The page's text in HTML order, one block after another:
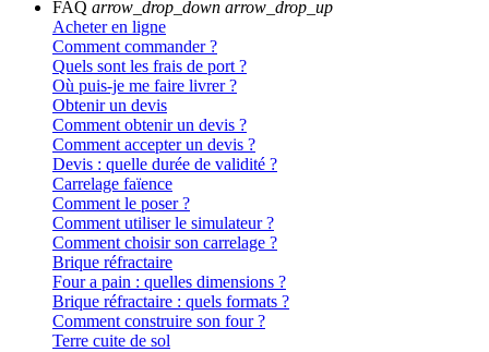
FAQ arrow_drop_down arrow_drop_up
Acheter en ligne
Comment commander ?
Quels sont les frais de port ?
Où puis-je me faire livrer ?
Obtenir un devis
Comment obtenir un devis ?
Comment accepter un devis ?
Devis : quelle durée de validité ?
Carrelage faïence
Comment le poser ?
Comment utiliser le simulateur ?
Comment choisir son carrelage ?
Brique réfractaire
Four a pain : quelles dimensions ?
Brique réfractaire : quels formats ?
Comment construire son four ?
Terre cuite de sol